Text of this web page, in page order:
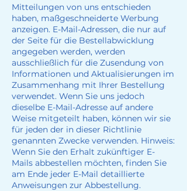
Mitteilungen von uns entschieden
haben, maßgeschneiderte Werbung
anzeigen. E-Mail-Adressen, die nur auf
der Seite für die Bestellabwicklung
angegeben werden, werden
ausschließlich für die Zusendung von
Informationen und Aktualisierungen im
Zusammenhang mit Ihrer Bestellung
verwendet. Wenn Sie uns jedoch
dieselbe E-Mail-Adresse auf andere
Weise mitgeteilt haben, können wir sie
für jeden der in dieser Richtlinie
genannten Zwecke verwenden. Hinweis:
Wenn Sie den Erhalt zukünftiger E-
Mails abbestellen möchten, finden Sie
am Ende jeder E-Mail detaillierte
Anweisungen zur Abbestellung.